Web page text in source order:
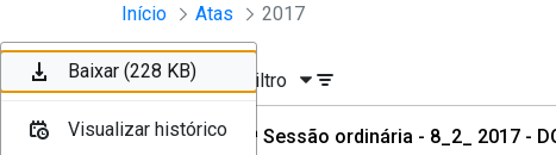
Pular para o Conteúdo principal
Sessões e Reuniões -
Início Atas 2017
Ordenar Filtro
Ata da 6ª Sessão ordinária - 8_2_ 2017 -
Baixar (230 KB)
Visualizar histórico
Baixar (242 KB)
Visualizar histórico
Baixar (228 KB)
Visualizar histórico